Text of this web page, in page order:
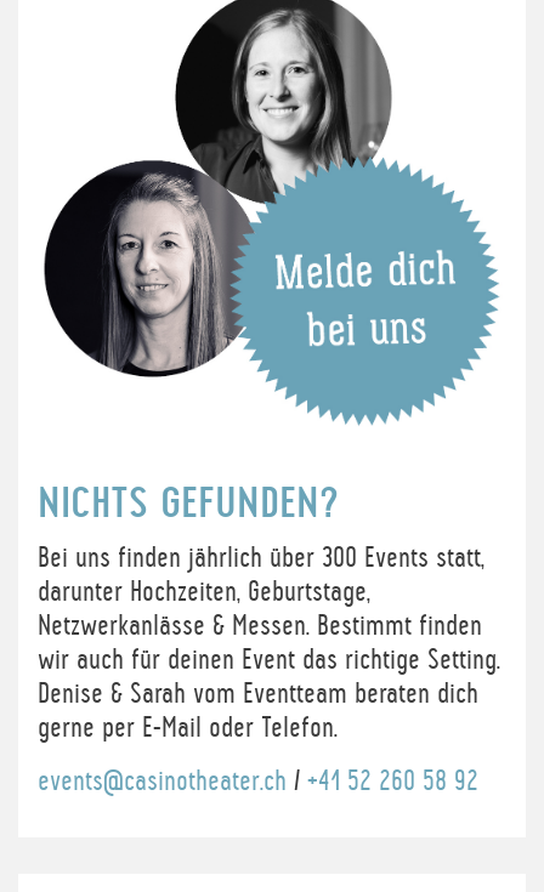
NICHTS GEFUNDEN?
Bei uns finden jährlich über 300 Events statt,
darunter Hochzeiten, Geburtstage,
Netzwerkanlässe & Messen. Bestimmt finden
wir auch für deinen Event das richtige Setting.
Denise & Sarah vom Eventteam beraten dich
gerne per E-Mail oder Telefon.
events@casinotheater.ch / +41 52 260 58 92